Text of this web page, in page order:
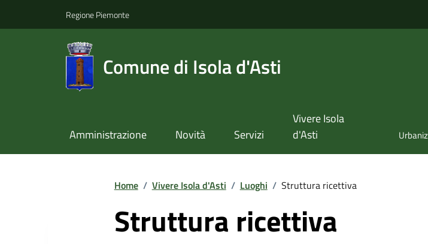
Regione Piemonte
Comune di Isola d'Asti
Amministrazione Novità Servizi
Vivere Isola
d'Asti
Home / Vivere Isola d'Asti / Luoghi / Struttura ricettiva
Struttura ricettiva